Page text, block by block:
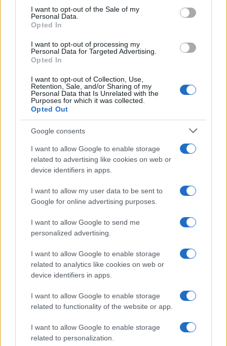
services and may gather and store information including but
not limited to your visit or usage behaviour. You may click to
grant or deny consent to Google and its third-party tags to
consent section.
I want to opt-out of the Sale of my
Personal Data.
Opted In
I want to opt-out of processing my
Personal Data for Targeted Advertising.
Opted In
I want to opt-out of Collection, Use,
Retention, Sale, and/or Sharing of my
Personal Data that Is Unrelated with the
Purposes for which it was collected.
Opted Out
Google consents
I want to allow Google to enable storage
related to advertising like cookies on web or
device identifiers in apps.
I want to allow my user data to be sent to
Google for online advertising purposes.
I want to allow Google to send me
personalized advertising.
I want to allow Google to enable storage
related to analytics like cookies on web or
device identifiers in apps.
I want to allow Google to enable storage
related to functionality of the website or app.
I want to allow Google to enable storage
related to personalization.
©2026 - rifaidate.it - p.iva 03338800984 Privacy Pubblicità